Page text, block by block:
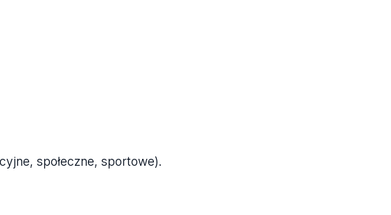
społeczne, sportowe).